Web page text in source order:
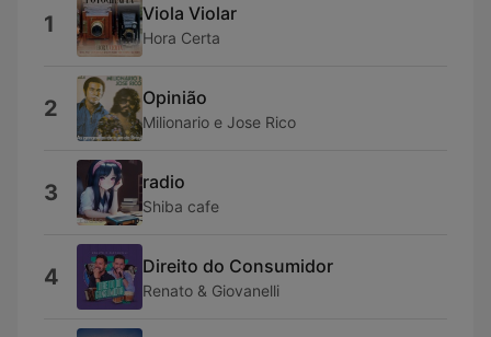
1 Viola Violar
Hora Certa
2 Opinião
Milionario e Jose Rico
3 radio
Shiba cafe
4 Direito do Consumidor
Renato & Giovanelli